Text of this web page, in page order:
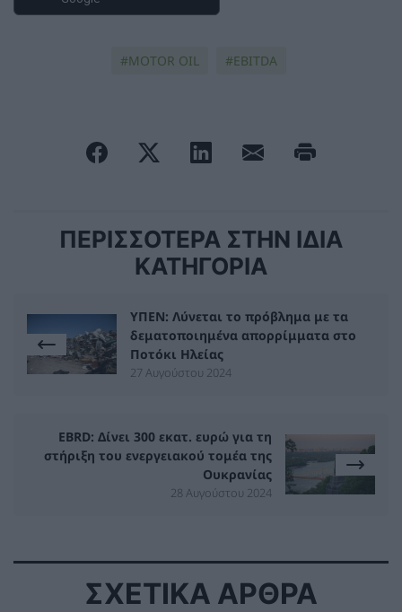
MOTOR OIL EBITDA
ΠΕΡΙΣΣΟΤΕΡΑ ΣΤΗΝ ΙΔΙΑ
ΚΑΤΗΓΟΡΙΑ
ΥΠΕΝ: Λύνεται το πρόβλημα με τα
δεματοποιημένα απορρίμματα στο
Ποτόκι Ηλείας
27 Αυγούστου 2024
EBRD: Δίνει 300 εκατ. ευρώ για τη
στήριξη του ενεργειακού τομέα της
Ουκρανίας
28 Αυγούστου 2024
ΣΧΕΤΙΚΑ ΑΡΘΡΑ